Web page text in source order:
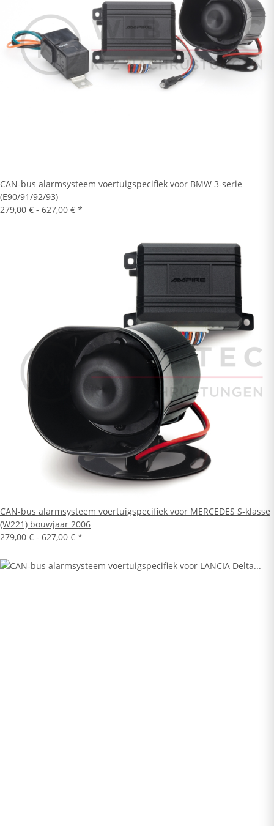
CAN-bus alarmsysteem voertuigspecifiek voor BMW 3-serie
(E90/91/92/93)
279,00 € - 627,00 € *
CAN-bus alarmsysteem voertuigspecifiek voor MERCEDES S-klasse
(W221) bouwjaar 2006
279,00 € - 627,00 € *